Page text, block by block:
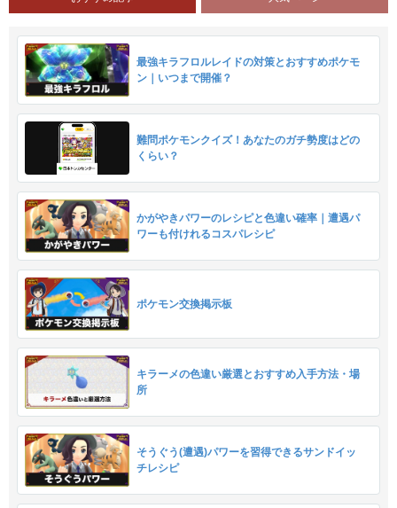
最強キラフロルレイドの対策とおすすめポケモ
ン｜いつまで開催？
難問ポケモンクイズ！あなたのガチ勢度はどの
くらい？
かがやきパワーのレシピと色違い確率｜遭遇パ
ワーも付けれるコスパレシピ
ポケモン交換掲示板
キラーメの色違い厳選とおすすめ入手方法・場
所
そうぐう(遭遇)パワーを習得できるサンドイッ
チレシピ